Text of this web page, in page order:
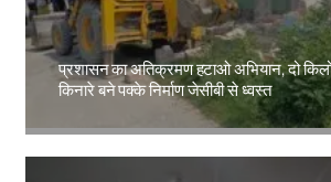
प्रशासन का अतिक्रमण हटाओ अभियान, दो
किनारे बने पक्के निर्माण जेसीबी से ध्वस्त